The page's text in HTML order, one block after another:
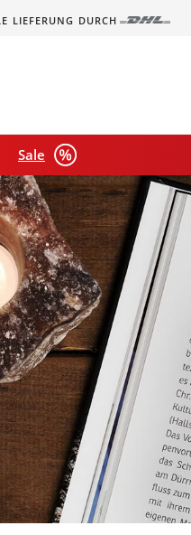
LIEFERUNG DURCH
Sale